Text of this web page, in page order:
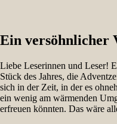
Ein versöhnlicher
Liebe Leserinnen und Leser!
Stück des Jahres, die
sich in der Zeit, in der es
ein wenig am wärmenden
erfreuen könnten. Das wäre